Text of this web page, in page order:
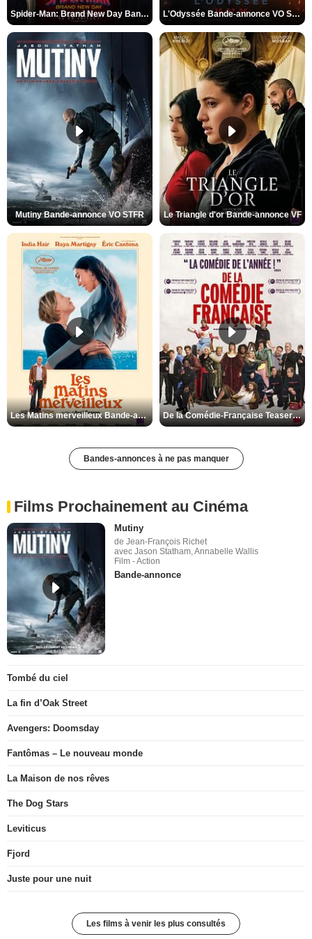
Spider-Man: Brand New Day Bande-annonce VO STFR L'Odyssée Bande-annonce VO STFR
Mutiny Bande-annonce VO STFR Le Triangle d'or Bande-annonce VF
Les Matins merveilleux Bande-annonce VF De la Comédie-Française Teaser VF
Bandes-annonces à ne pas manquer
Films Prochainement au Cinéma
Mutiny
de Jean-François Richet
avec Jason Statham, Annabelle Wallis
Film - Action
Bande-annonce
Tombé du ciel
La fin d’Oak Street
Avengers: Doomsday
Fantômas – Le nouveau monde
La Maison de nos rêves
The Dog Stars
Leviticus
Fjord
Juste pour une nuit
Les films à venir les plus consultés